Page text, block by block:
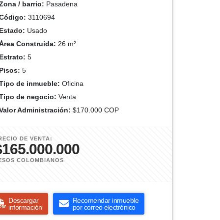
/ barrio: Pasadena
3110694
Usado
Construida: 26 m²
5
5
de inmueble: Oficina
de negocio: Venta
Administración: $170.000 COP
DE VENTA:
COLOMBIANOS
Descargar
información
Recomendar inmueble
por correo electrónico